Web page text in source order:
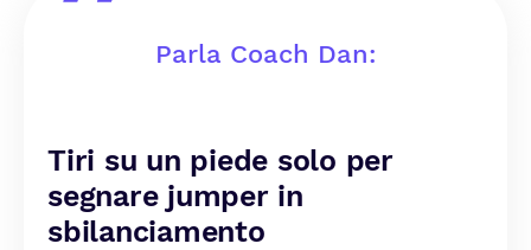
Parla Coach Dan:
Tiri su un piede solo per
segnare jumper in
sbilanciamento